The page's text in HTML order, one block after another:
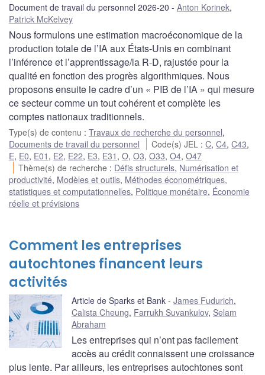
Document de travail du personnel 2026-20 Anton Korinek,
Patrick McKelvey
Nous formulons une estimation macroéconomique de la
production totale de l’IA aux États-Unis en combinant
l’inférence et l’apprentissage/la R-D, rajustée pour la
qualité en fonction des progrès algorithmiques. Nous
proposons ensuite le cadre d’un « PIB de l’IA » qui mesure
ce secteur comme un tout cohérent et complète les
comptes nationaux traditionnels.
Type(s) de contenu : Travaux de recherche du personnel,
Documents de travail du personnel
Code(s) JEL :C,C4,C43,
E, E0, E01 , E2, E22, E3, E31 , O, O3, O33, O4, O47
Thème(s) de recherche : Défis structurels, Numérisation et
productivité, Modèles et outils, Méthodes économétriques,
statistiques et computationnelles, Politique monétaire, Économie
réelle et prévisions
Comment les entreprises
autochtones financent leurs
activités
Article de Sparks et Bank James Fudurich,
Calista Cheung, Farrukh Suvankulov, Selam
Abraham
Les entreprises qui n’ont pas facilement
accès au crédit connaissent une croissance
plus lente. Par ailleurs, les entreprises autochtones sont